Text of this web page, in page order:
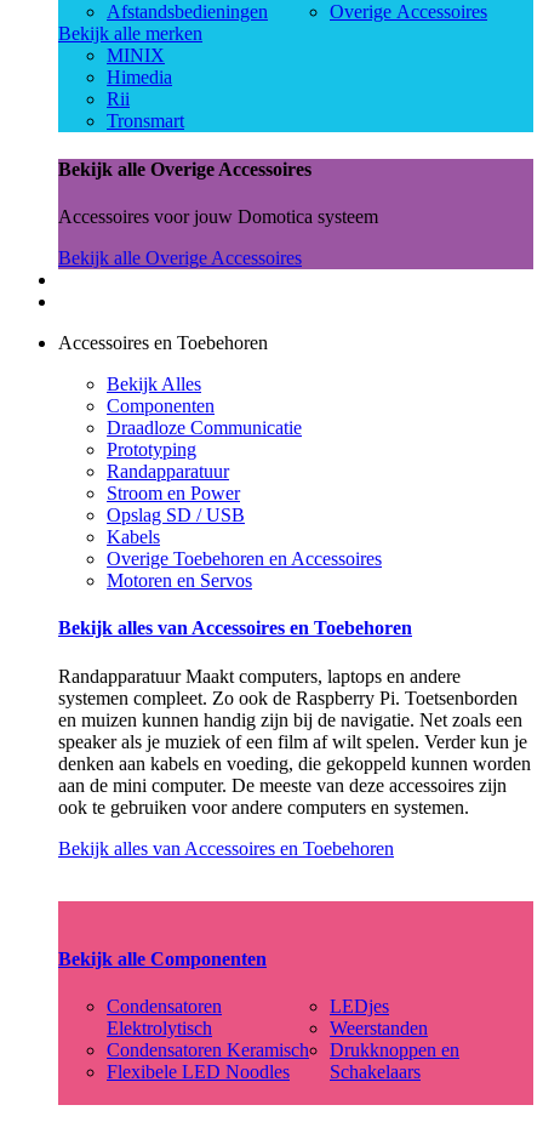
Afstandsbedieningen
Overige Accessoires
Bekijk alle merken
MINIX
Himedia
Rii
Tronsmart
Bekijk alle Overige Accessoires
Accessoires voor jouw Domotica systeem
Bekijk alle Overige Accessoires
Accessoires en Toebehoren
Bekijk Alles
Componenten
Draadloze Communicatie
Prototyping
Randapparatuur
Stroom en Power
Opslag SD / USB
Kabels
Overige Toebehoren en Accessoires
Motoren en Servos
Bekijk alles van Accessoires en Toebehoren
Randapparatuur Maakt computers, laptops en andere
systemen compleet. Zo ook de Raspberry Pi. Toetsenborden
en muizen kunnen handig zijn bij de navigatie. Net zoals een
speaker als je muziek of een film af wilt spelen. Verder kun je
denken aan kabels en voeding, die gekoppeld kunnen worden
aan de mini computer. De meeste van deze accessoires zijn
ook te gebruiken voor andere computers en systemen.
Bekijk alles van Accessoires en Toebehoren
Bekijk alle Componenten
Condensatoren
Elektrolytisch
Condensatoren Keramisch
Flexibele LED Noodles
LEDjes
Weerstanden
Drukknoppen en
Schakelaars